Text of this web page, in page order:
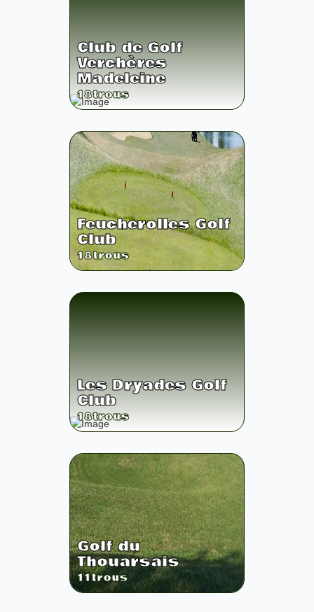
Club de Golf
Verchères
Madeleine
18trous
Feucherolles Golf
Club
18trous
Les Dryades Golf
Club
18trous
Golf du
Thouarsais
11trous